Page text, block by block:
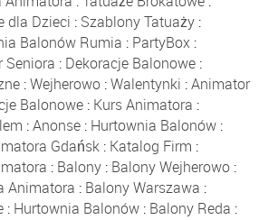
dla Dzieci : Szablony Tatuaży :
Balonów Rumia : PartyBox:
Seniora : Dekoracje Balonowe :
:Wejherowo :Walentynki :Animator
Balonowe : Kurs Animatora :
:Anonse : Hurtownia Balonów :
Gdańsk : Katalog Firm :
: Balony: Balony Wejherowo:
Animatora : Balony Warszawa :
: Hurtownia Balonów : Balony Reda :